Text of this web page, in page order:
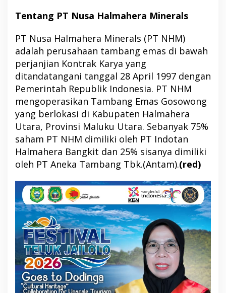
Tentang PT Nusa Halmahera Minerals
PT Nusa Halmahera Minerals (PT NHM)
adalah perusahaan tambang emas di bawah
perjanjian Kontrak Karya yang
ditandatangani tanggal 28 April 1997 dengan
Pemerintah Republik Indonesia. PT NHM
mengoperasikan Tambang Emas Gosowong
yang berlokasi di Kabupaten Halmahera
Utara, Provinsi Maluku Utara. Sebanyak 75%
saham PT NHM dimiliki oleh PT Indotan
Halmahera Bangkit dan 25% sisanya dimiliki
oleh PT Aneka Tambang Tbk.(Antam).(red)